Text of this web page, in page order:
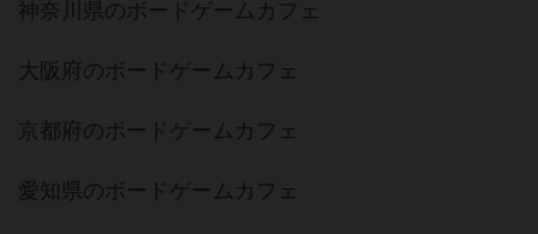
神奈川県のボードゲームカフェ
大阪府のボードゲームカフェ
京都府のボードゲームカフェ
愛知県のボードゲームカフェ